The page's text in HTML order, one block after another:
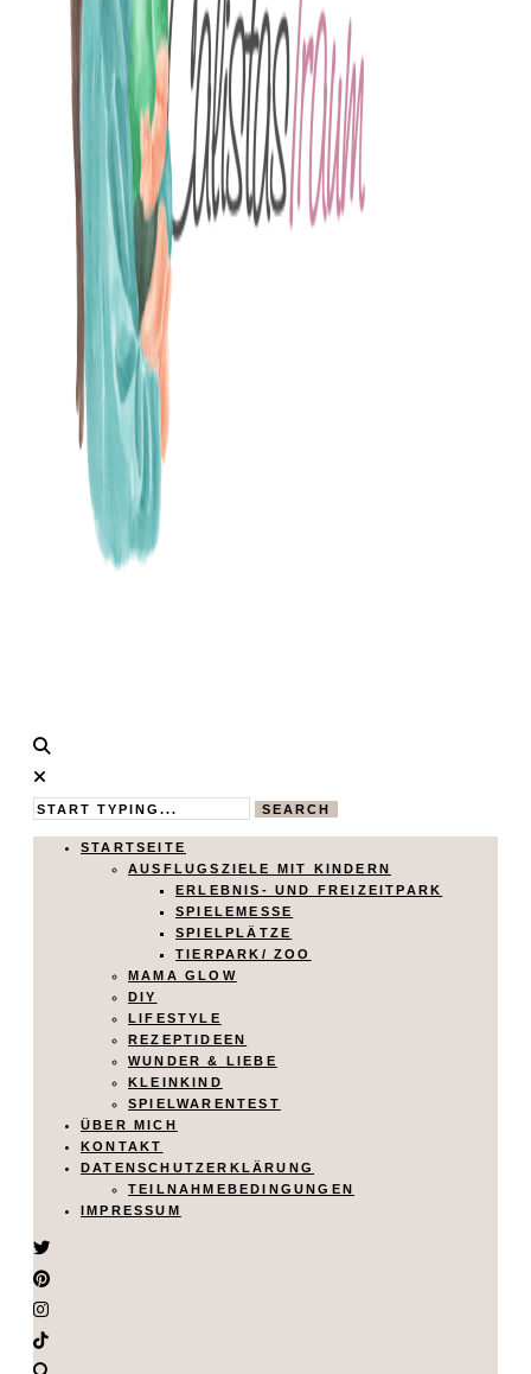
Calistas
Traum
MAMABLOG
SEARCH
STARTSEITE
AUSFLUGSZIELE MIT KINDERN
ERLEBNIS- UND FREIZEITPARK
SPIELEMESSE
SPIELPLÄTZE
TIERPARK/ ZOO
MAMA GLOW
DIY
LIFESTYLE
REZEPTIDEEN
WUNDER & LIEBE
KLEINKIND
SPIELWARENTEST
ÜBER MICH
KONTAKT
DATENSCHUTZERKLÄRUNG
TEILNAHMEBEDINGUNGEN
IMPRESSUM